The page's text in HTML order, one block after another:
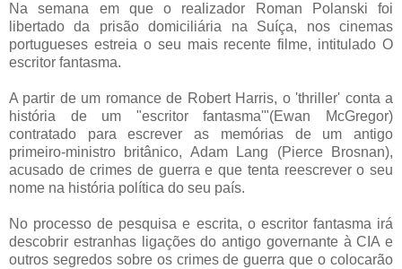
Na semana em que o realizador Roman Polanski foi
libertado da prisão domiciliária na Suíça, nos cinemas
portugueses estreia o seu mais recente filme, intitulado O
escritor fantasma.
A partir de um romance de Robert Harris, o 'thriller' conta a
história de um "escritor fantasma'"(Ewan McGregor)
contratado para escrever as memórias de um antigo
primeiro-ministro britânico, Adam Lang (Pierce Brosnan),
acusado de crimes de guerra e que tenta reescrever o seu
nome na história política do seu país.
No processo de pesquisa e escrita, o escritor fantasma irá
descobrir estranhas ligações do antigo governante à CIA e
outros segredos sobre os crimes de guerra que o colocarão